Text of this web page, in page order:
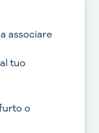
associare
tuo
o